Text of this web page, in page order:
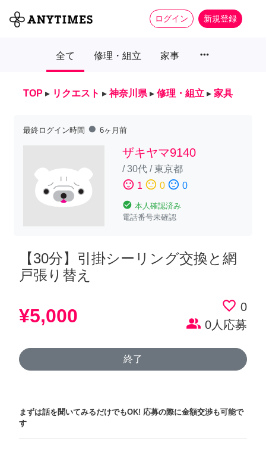
ログイン 新規登録
全て 修理・組立 家事 more_horiz
TOP ▸ リクエスト ▸ 神奈川県 ▸ 修理・組立 ▸ 家具
最終ログイン時間 fiber_manual_record 6ヶ月前
ザキヤマ9140
/30代/東京都
sentiment_satisfied 1 sentiment_neutral 0 sentiment_dissatisfied 0
check_circle 本人確認済み
電話番号未確認
【30分】引掛シーリング交換と網
戸張り替え
¥5,000 favorite_border 0
people_alt 0人応募
終了
まずは話を聞いてみるだけでもOK! 応募の際に金額交渉も可能で
す